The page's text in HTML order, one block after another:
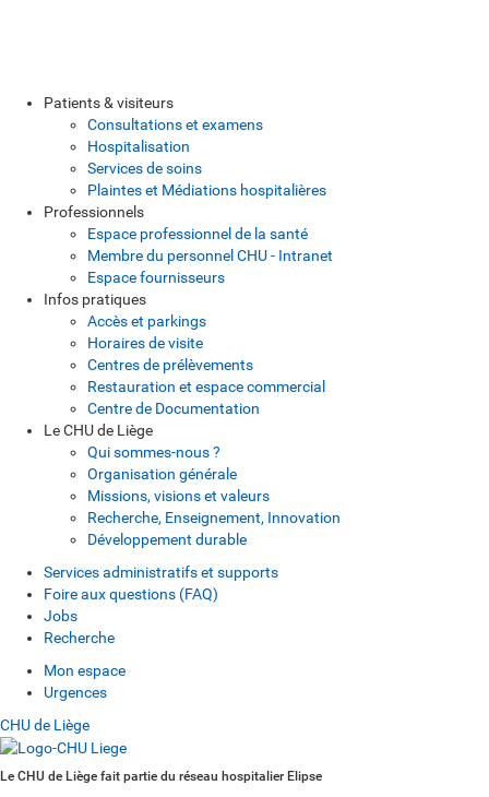
Patients & visiteurs
Consultations et examens
Hospitalisation
Services de soins
Plaintes et Médiations hospitalières
Professionnels
Espace professionnel de la santé
Membre du personnel CHU - Intranet
Espace fournisseurs
Infos pratiques
Accès et parkings
Horaires de visite
Centres de prélèvements
Restauration et espace commercial
Centre de Documentation
Le CHU de Liège
Qui sommes-nous ?
Organisation générale
Missions, visions et valeurs
Recherche, Enseignement, Innovation
Développement durable
Services administratifs et supports
Foire aux questions (FAQ)
Jobs
Recherche
Mon espace
Urgences
CHU de Liège
Le CHU de Liège fait partie du réseau hospitalier Elipse